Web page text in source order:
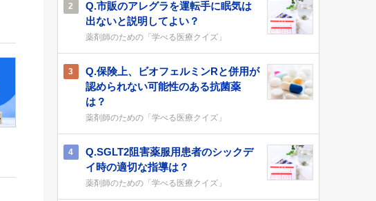
2
Q.市販のアレグラを運転手に眠気は
出ないと説明してよい？
薬剤師のための「学べる医療クイズ」
3
Q.保険上、ビオフェルミンRと併用が
認められない可能性のある抗菌薬
は？
薬剤師のための「学べる医療クイズ」
4
Q.SGLT2阻害薬服用患者のシックデ
イ時の適切な指導は？
薬剤師のための「学べる医療クイズ」